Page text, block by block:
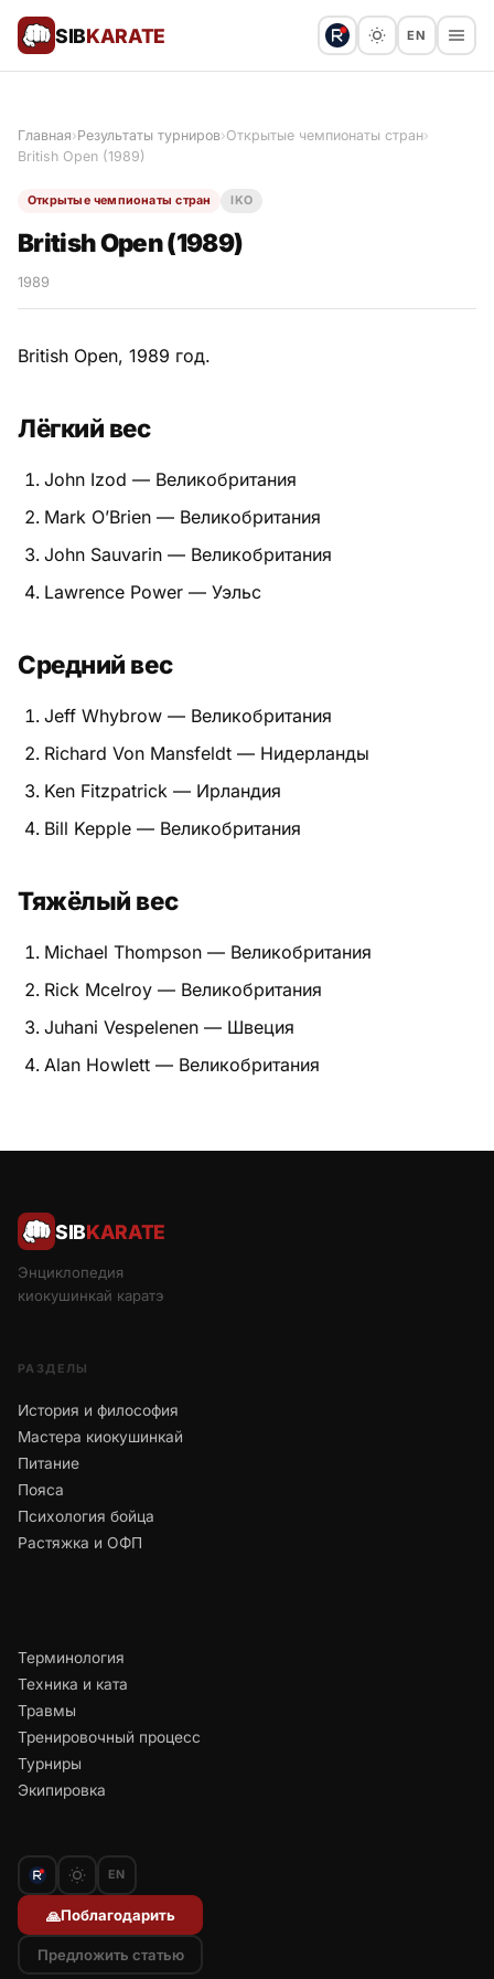
SIBKARATE EN
Все статьи
История и философия
Мастера киокушинкай
Питание
Растяжка и ОФП
Терминология
Травмы
Главная›Результаты турниров›Открытые чемпионаты стран›
British Open (1989)
Открытые чемпионаты стран IKO
British Open (1989)
1989
British Open, 1989 год.
Лёгкий вес
John Izod — Великобритания
Mark O’Brien — Великобритания
John Sauvarin — Великобритания
Lawrence Power — Уэльс
Средний вес
Jeff Whybrow — Великобритания
Richard Von Mansfeldt — Нидерланды
Ken Fitzpatrick — Ирландия
Bill Kepple — Великобритания
Тяжёлый вес
Michael Thompson — Великобритания
Rick Mcelroy — Великобритания
Juhani Vespelenen — Швеция
Alan Howlett — Великобритания
SIBKARATE
Энциклопедия
киокушинкай каратэ
РАЗДЕЛЫ
История и философия
Мастера киокушинкай
Питание
Пояса
Психология бойца
Растяжка и ОФП
Терминология
Техника и ката
Травмы
Тренировочный процесс
Турниры
Экипировка
EN
🙏Поблагодарить
Предложить статью